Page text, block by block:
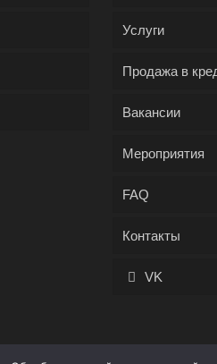
Услуги
Продажа в
Вакансии
Мероприятия
FAQ
Контакты
VK